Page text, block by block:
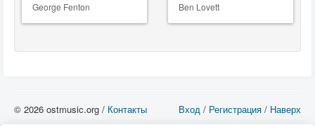
George Fenton Ben Lovett
Вход / Регистрация / Наверх
© 2026 ostmusic.org / Контакты